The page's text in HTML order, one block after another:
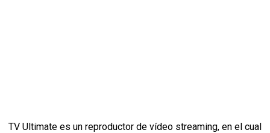
TV Ultimate es un reproductor de vídeo streaming, en el cual